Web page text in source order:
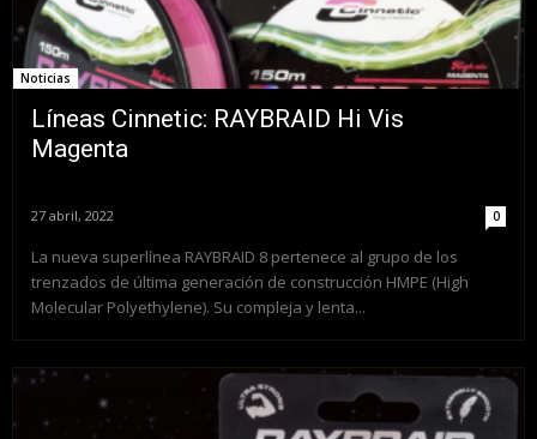
Noticias
Líneas Cinnetic: RAYBRAID Hi Vis
Magenta
27 abril, 2022 0
La nueva superlínea RAYBRAID 8 pertenece al grupo de los
trenzados de última generación de construcción HMPE (High
Molecular Polyethylene). Su compleja y lenta...